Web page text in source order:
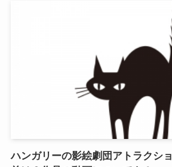
ハンガリーの影絵劇団アトラクシ